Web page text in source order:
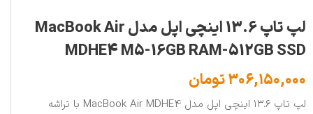
لپ تاپ 13.6 اینچی اپل مدل MacBook Air
MDHE4 M5-16GB RAM-512GB SSD
۳۰۶,۱۵۰,۰۰۰ تومان
لپ تاپ ۱۳.۶ اینچی اپل مدل MacBook Air MDHE4 با تراشه